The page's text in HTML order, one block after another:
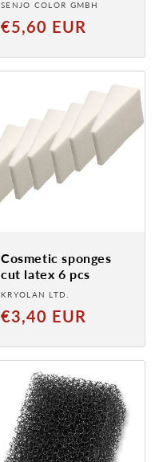
Provider:
SENJO COLOR GMBH
Normal
€5,60 EUR
Cosmetic sponges
cut latex 6 pcs
Provider:
KRYOLAN LTD.
Normal
€3,40 EUR